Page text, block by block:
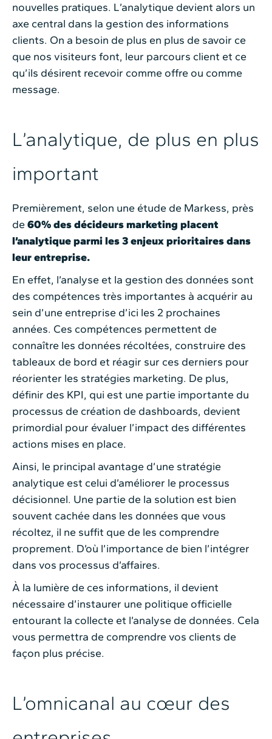
nouvelles pratiques. L’analytique devient alors un
axe central dans la gestion des informations
clients. On a besoin de plus en plus de savoir ce
que nos visiteurs font, leur parcours client et ce
qu’ils désirent recevoir comme offre ou comme
message.
L’analytique, de plus en plus
important
Premièrement, selon une étude de Markess, près
de 60% des décideurs marketing placent
l’analytique parmi les 3 enjeux prioritaires dans
leur entreprise.
En effet, l’analyse et la gestion des données sont
des compétences très importantes à acquérir au
sein d’une entreprise d’ici les 2 prochaines
années. Ces compétences permettent de
connaître les données récoltées, construire des
tableaux de bord et réagir sur ces derniers pour
réorienter les stratégies marketing. De plus,
définir des KPI, qui est une partie importante du
processus de création de dashboards, devient
primordial pour évaluer l’impact des différentes
actions mises en place.
Ainsi, le principal avantage d’une stratégie
analytique est celui d’améliorer le processus
décisionnel. Une partie de la solution est bien
souvent cachée dans les données que vous
récoltez, il ne suffit que de les comprendre
proprement. D’où l’importance de bien l’intégrer
dans vos processus d’affaires.
À la lumière de ces informations, il devient
nécessaire d’instaurer une politique officielle
entourant la collecte et l’analyse de données. Cela
vous permettra de comprendre vos clients de
façon plus précise.
L’omnicanal au cœur des